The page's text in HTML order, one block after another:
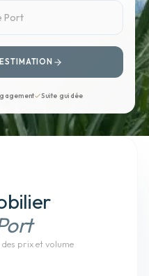
Suite guidée
des prix et volume